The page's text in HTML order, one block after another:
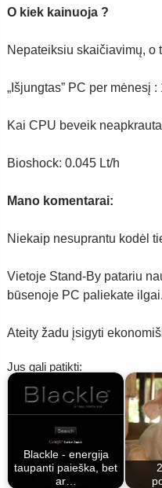
O kiek kainuoja ?
Nepateiksiu skaičiavimų, o
„Išjungtas” PC per mėnesį :
Kai CPU beveik
Bioshock: 0.045 Lt/h
Mano komentarai:
Niekaip nesuprantu kodėl
Vietoje Stand-By patariu
būsenoje PC paliekate ilgai.
Ateity žadu įsigyti
Jus gali patikti:
Blackle - energija
taupanti paieška, bet
ar…